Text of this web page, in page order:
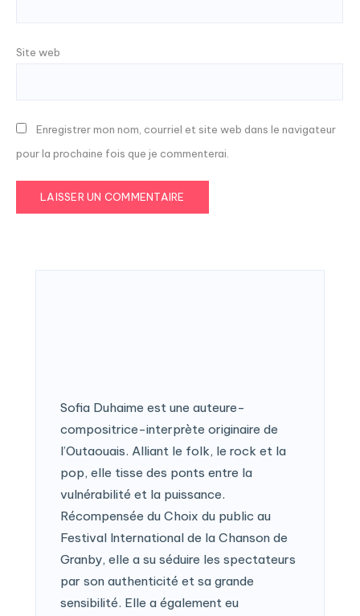
Site web
Enregistrer mon nom, courriel et site web dans le navigateur
pour la prochaine fois que je commenterai.
Sofia Duhaime est une auteure-
compositrice-interprète originaire de
l’Outaouais. Alliant le folk, le rock et la
pop, elle tisse des ponts entre la
vulnérabilité et la puissance.
Récompensée du Choix du public au
Festival International de la Chanson de
Granby, elle a su séduire les spectateurs
par son authenticité et sa grande
sensibilité. Elle a également eu